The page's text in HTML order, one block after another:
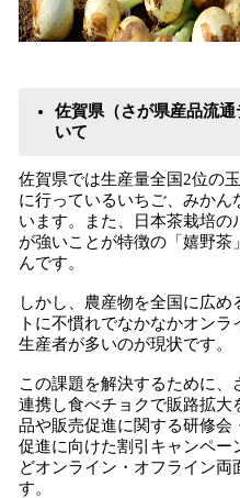
佐賀県（さが県産品流
いて
佐賀県では生産量全国2位の
に行っているいちご、みかん
います。また、日本茶栽培
が強いことが特徴の「嬉野
んです。
しかし、農産物を全国に広
トに不慣れでなかなかオン
生産者が多いのが現状です。
この課題を解決するために、
連携し食べチョクで販路拡大
品や販売促進に関する研修会
促進に向けた割引キャンペー
どオンライン・オフライン両
す。